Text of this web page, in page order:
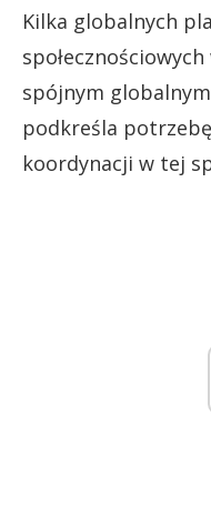
Kilka globalnych
spójnym
podkreśla
koordynacji w tej